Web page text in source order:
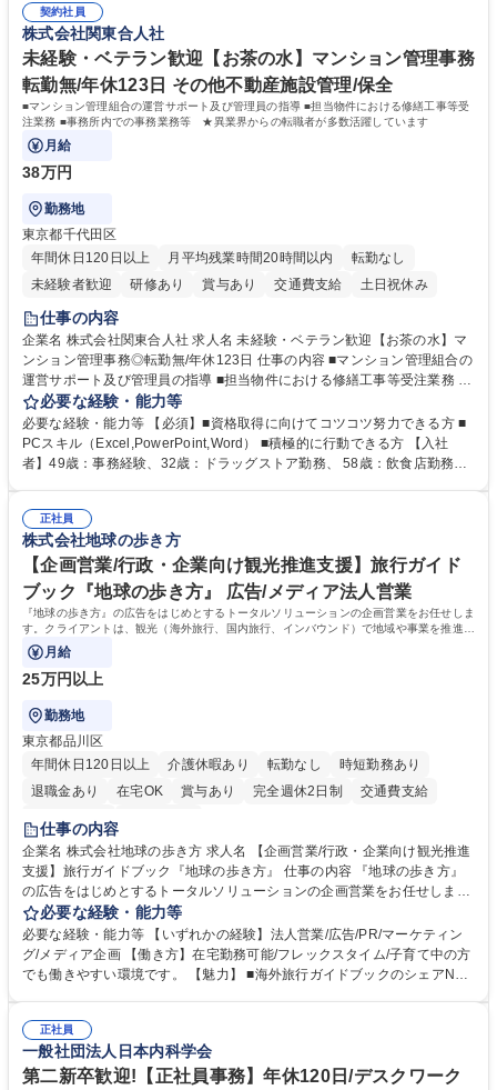
支える中核メンバーとして活躍いただきます。 募集職種 【名古屋/総務】
人事労務にも挑戦可能/年休124日/福利厚生充実
歴：大学院 大学 高専 短大 専修学校 高校 語学力： 資格：日商簿記検定2
級
契約社員
株式会社関東合人社
未経験・ベテラン歓迎【お茶の水】マンション管理事務
転勤無/年休123日 その他不動産施設管理/保全
■マンション管理組合の運営サポート及び管理員の指導 ■担当物件における修繕工事等受
注業務 ■事務所内での事務業務等 ★異業界からの転職者が多数活躍しています
月給
38万円
勤務地
東京都千代田区
年間休日120日以上
月平均残業時間20時間以内
転勤なし
未経験者歓迎
研修あり 賞与あり 交通費支給 土日祝休み
仕事の内容
企業名 株式会社関東合人社 求人名 未経験・ベテラン歓迎【お茶の水】マ
ンション管理事務◎転勤無/年休123日 仕事の内容 ■マンション管理組合の
運営サポート及び管理員の指導 ■担当物件における修繕工事等受注業務 ■
事務所内での事務業務等 ★異業界からの転職者が多数活躍しています
【年収補足】532万円 ＋別途インセンティヴで平均約100万円/年（昨年度
実績） ＋管理業務主任者資格手当50,000円/月 ★親会社である株式会社合
人社計画研究所社のグループ会社として、質の高いサービスと適性価格を
無/年休123日
必要な経験・能力等
必要な経験・能力等 【必須】■資格取得に向けてコツコツ努力できる方 ■
PCスキル（Excel,PowerPoint,Word） ■積極的に行動できる方 【入社
者】49歳：事務経験、32歳：ドラッグストア勤務、 58歳：飲食店勤務
得出来ております！ 【魅力】■フレックス制度、未経験からでも下限年収
を一律支給！ ■管理業務主任者資格取得後には50,000円/月の手当あり！
学歴・資格 学歴：大学院 大学 高専 短大 専修学校 高校 語学力： 資格：第
一種運転免許普通自動車
正社員
株式会社地球の歩き方
【企画営業/行政・企業向け観光推進支援】旅行ガイド
ブック『地球の歩き方』 広告/メディア法人営業
『地球の歩き方』の広告をはじめとするトータルソリューションの企画営業をお任せしま
す。クライアントは、観光（海外旅行、国内旅行、インバウンド）で地域や事業を推進し
たい国内外の行政や企業です。
月給
25万円以上
勤務地
東京都品川区
年間休日120日以上
介護休暇あり 転勤なし
時短勤務あり
退職金あり
在宅OK 賞与あり 完全週休2日制
交通費支給
駅近5分以内
仕事の内容
企業名 株式会社地球の歩き方 求人名 【企画営業/行政・企業向け観光推進
支援】旅行ガイドブック『地球の歩き方』 仕事の内容 『地球の歩き方』
の広告をはじめとするトータルソリューションの企画営業をお任せしま
す。クライアントは、観光（海外旅行、国内旅行、インバウンド）で地域
や事業を推進したい国内外の行政や企業です。 【業務詳細】■『地球の歩
き方』は海外旅行ガイドブックのNo.1ブランドであり、国内旅行において
も牽引しております。観光推進支援においても、業界を牽引する意欲的な
に、インバウンドのトップブランドに成長しております■旅が業務であ
り、日常です。旅好きにはこれ以上ない環境です 募集職種 【企画営業/行
政・企業向け観光推進支援】旅行ガイドブック『地球の歩き方』
必要な経験・能力等
必要な経験・能力等 【いずれかの経験】法人営業/広告/PR/マーケティン
グ/メディア企画 【働き方】在宅勤務可能/フレックスタイム/子育て中の方
でも働きやすい環境です。 【魅力】 ■海外旅行ガイドブックのシェアNo.1
であり、「地球の歩き方」としてどう取り組むか、共に形を作るコアメン
バーとして活躍いただきます。 学歴・資格 学歴：大学院 大学 語学力： 資
格：
正社員
一般社団法人日本内科学会
第二新卒歓迎!【正社員事務】年休120日/デスクワーク